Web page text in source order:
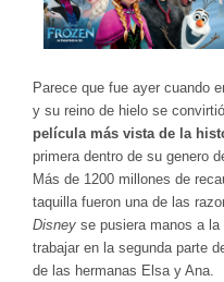
Parece que fue ayer cuando
y su reino de hielo se
película más vista de la
primera dentro de su genero
Más de 1200 millones de
taquilla fueron una de las
Disney se pusiera manos a la
trabajar en la segunda parte
de las hermanas Elsa y Ana.